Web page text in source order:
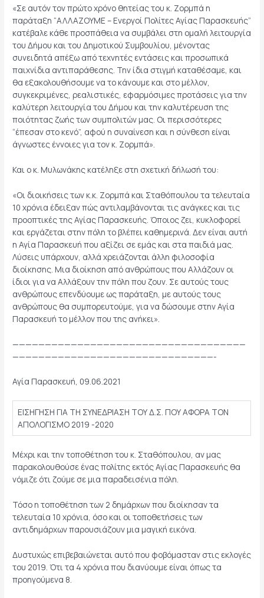
«Σε αυτόν τον πρώτο χρόνο θητείας του κ. Ζορμπά η
παράταξη “ΑΛΛΑΖΟΥΜΕ – Ενεργοί Πολίτες Αγίας Παρασκευής”
κατέβαλε κάθε προσπάθεια να συμβάλει στη ομαλή λειτουργία
του Δήμου και του Δημοτικού Συμβουλίου, μένοντας
συνειδητά απέξω από τεχνητές εντάσεις και προσωπικά
παιχνίδια αντιπαράθεσης. Την ίδια στιγμή καταθέσαμε, και
θα εξακολουθήσουμε να το κάνουμε και στο μέλλον,
συγκεκριμένες, ρεαλιστικές, εφαρμόσιμες προτάσεις για την
καλύτερη λειτουργία του Δήμου και την καλυτέρευση της
ποιότητας ζωής των συμπολιτών μας. Οι περισσότερες
“έπεσαν στο κενό”, αφού η συναίνεση και η σύνθεση είναι
άγνωστες έννοιες για τον κ. Ζορμπά».
Και ο κ. Μυλωνάκης κατέληξε στη σχετική δήλωσή του:
«Οι διοικήσεις των κ.κ. Ζορμπά και Σταθόπουλου τα τελευταία
10 χρόνια έδειξαν πώς αντιλαμβάνονται τις ανάγκες και τις
προοπτικές της Αγίας Παρασκευής. Όποιος ζει, κυκλοφορεί
και εργάζεται στην πόλη το βλέπει καθημερινά. Δεν είναι αυτή
η Αγία Παρασκευή που αξίζει σε εμάς και στα παιδιά μας.
Λύσεις υπάρχουν, αλλά χρειάζονται άλλη φιλοσοφία
διοίκησης. Μια διοίκηση από ανθρώπους που Αλλάζουν οι
ίδιοι για να Αλλάξουν την πόλη που ζουν. Σε αυτούς τους
ανθρώπους επενδύουμε ως παράταξη, με αυτούς τους
ανθρώπους θα συμπορευτούμε, για να δώσουμε στην Αγία
Παρασκευή το μέλλον που της ανήκει».
————————————————————————————————————
———————————————————————————————-
Αγία Παρασκευή, 09.06.2021
ΕΙΣΗΓΗΣΗ ΓΙΑ TΗ ΣΥΝΕΔΡΙΑΣΗ ΤΟΥ Δ.Σ. ΠΟΥ ΑΦΟΡΑ ΤΟΝ
ΑΠΟΛΟΓΙΣΜΟ 2019 -2020
Μέχρι και την τοποθέτηση του κ. Σταθόπουλου, αν μας
παρακολουθούσε ένας πολίτης εκτός Αγίας Παρασκευής θα
νόμιζε ότι ζούμε σε μια παραδεισένια πόλη.
Τόσο η τοποθέτηση των 2 δημάρχων που διοίκησαν τα
τελευταία 10 χρόνια, όσο και οι τοποθετήσεις των
αντιδημάρχων παρουσιάζουν μια μαγική εικόνα.
Δυστυχώς επιβεβαιώνεται αυτό που φοβόμασταν στις εκλογές
του 2019. Ότι τα 4 χρόνια που διανύουμε είναι όπως τα
προηγούμενα 8.